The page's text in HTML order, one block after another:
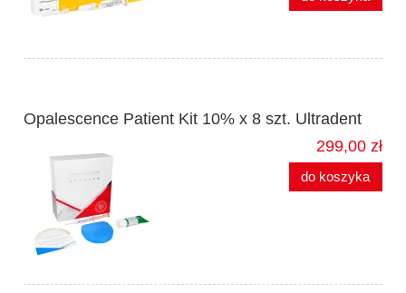
Opalescence Patient Kit 10% x 8 szt. Ultradent
299,00 zł
do koszyka